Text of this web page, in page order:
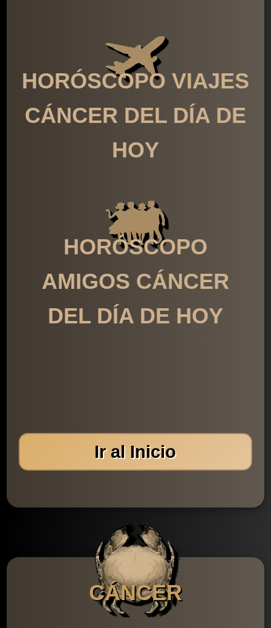
HORÓSCOPO VIAJES
CÁNCER DEL DÍA DE
HOY
HORÓSCOPO
AMIGOS CÁNCER
DEL DÍA DE HOY
Ir al Inicio
CÁNCER